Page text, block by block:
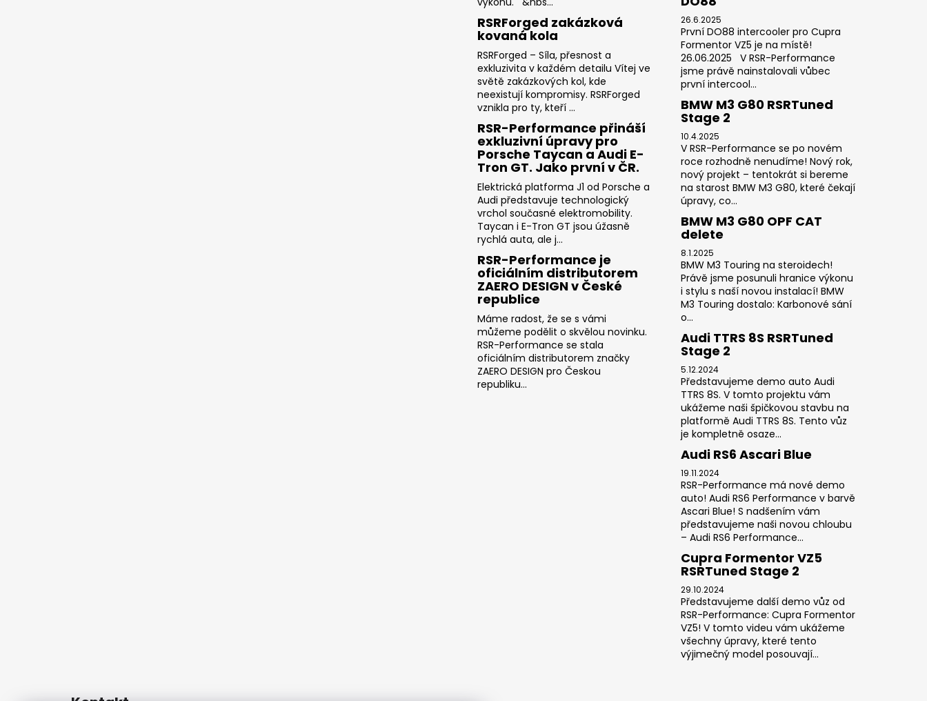
RSRForged zakázková
kovaná kola
RSRForged – Síla, přesnost a
exkluzivita v každém detailu Vítej ve
světě zakázkových kol, kde
neexistují kompromisy. RSRForged
vznikla pro ty, kteří ...
RSR-Performance přináší
exkluzivní úpravy pro
Porsche Taycan a Audi E-
Tron GT. Jako první v ČR.
Elektrická platforma J1 od Porsche a
Audi představuje technologický
vrchol současné elektromobility.
Taycan i E-Tron GT jsou úžasně
rychlá auta, ale j...
RSR-Performance je
oficiálním distributorem
ZAERO DESIGN v České
republice
Máme radost, že se s vámi
můžeme podělit o skvělou novinku.
RSR-Performance se stala
oficiálním distributorem značky
ZAERO DESIGN pro Českou
republiku...
26.6.2025
První DO88 intercooler pro Cupra
Formentor VZ5 je na místě!
26.06.2025 V RSR-Performance
jsme právě nainstalovali vůbec
první intercool...
BMW M3 G80 RSRTuned
Stage 2
10.4.2025
V RSR-Performance se po novém
roce rozhodně nenudíme! Nový rok,
nový projekt – tentokrát si bereme
na starost BMW M3 G80, které čekají
úpravy, co...
BMW M3 G80 OPF CAT
delete
8.1.2025
BMW M3 Touring na steroidech!
Právě jsme posunuli hranice výkonu
i stylu s naší novou instalací! BMW
M3 Touring dostalo: Karbonové sání
o...
Audi TTRS 8S RSRTuned
Stage 2
5.12.2024
Představujeme demo auto Audi
TTRS 8S. V tomto projektu vám
ukážeme naši špičkovou stavbu na
platformě Audi TTRS 8S. Tento vůz
je kompletně osaze...
Audi RS6 Ascari Blue
19.11.2024
RSR-Performance má nové demo
auto! Audi RS6 Performance v barvě
Ascari Blue! S nadšením vám
představujeme naši novou chloubu
– Audi RS6 Performance...
Cupra Formentor VZ5
RSRTuned Stage 2
29.10.2024
Představujeme další demo vůz od
RSR-Performance: Cupra Formentor
VZ5! V tomto videu vám ukážeme
všechny úpravy, které tento
výjimečný model posouvají...